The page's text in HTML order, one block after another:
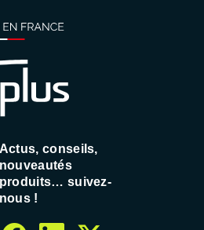
Actus, conseils,
nouveautés
produits… suivez-
nous !